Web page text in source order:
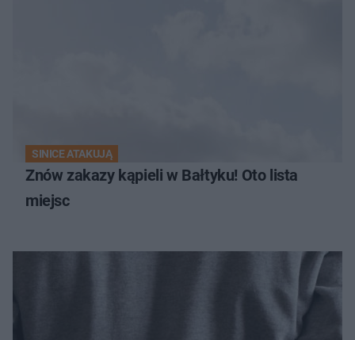
SINICE ATAKUJĄ
Znów zakazy kąpieli w Bałtyku! Oto lista
miejsc